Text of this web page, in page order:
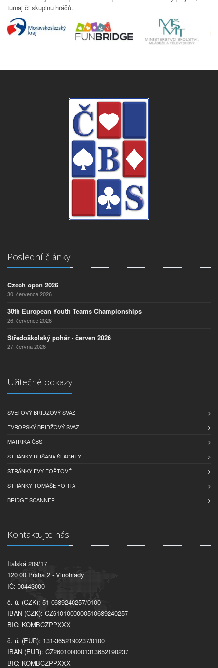
turnaj či skupinu hráčů.
Poslední články
Czech open 2026
30. července 2026
30th European Youth Teams Championships
26. července 2026
Středoškolský pohár - červen 2026
27. června 2026
Užitečné odkazy
SVĚTOVÝ BRIDŽOVÝ SVAZ
EVROPSKÝ BRIDŽOVÝ SVAZ
MATRIKA ČBS
STRÁNKY DUŠANA ŠLACHTY
STRÁNKY EVY FOŘTOVÉ
STRÁNKY TOMÁŠE FOŘTA
BRIDGE SCANNER
Kontaktujte nás
Italská 209/17
120 00 Praha 2 - Vinohrady
IČ: 00443000
č. ú. (CZK): 51-0689240257/0100
IBAN (CZK): CZ6101000000510689240257
BIC: KOMBCZPPXXX
č. ú. (EUR): 131-3652190237/0100
IBAN (EUR): CZ2601000001313652190237
BIC: KOMBCZPPXXX